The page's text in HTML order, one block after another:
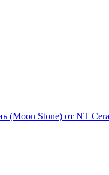
(Moon Stone) от NT